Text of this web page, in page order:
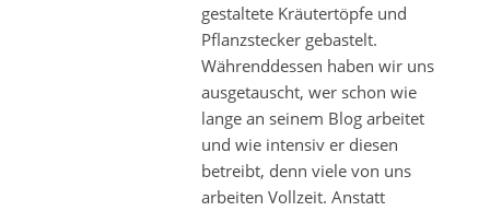
gestaltete Kräutertöpfe und
Pflanzstecker gebastelt.
Währenddessen haben wir uns
ausgetauscht, wer schon wie
lange an seinem Blog arbeitet
und wie intensiv er diesen
betreibt, denn viele von uns
arbeiten Vollzeit. Anstatt